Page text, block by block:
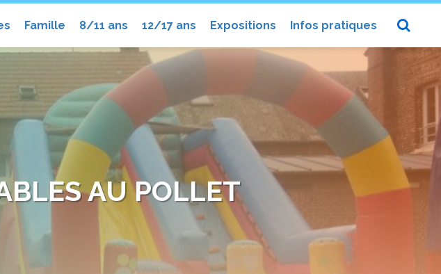
Famille 8/11 ans 12/17 ans Expositions Infos pratiques
AU POLLET